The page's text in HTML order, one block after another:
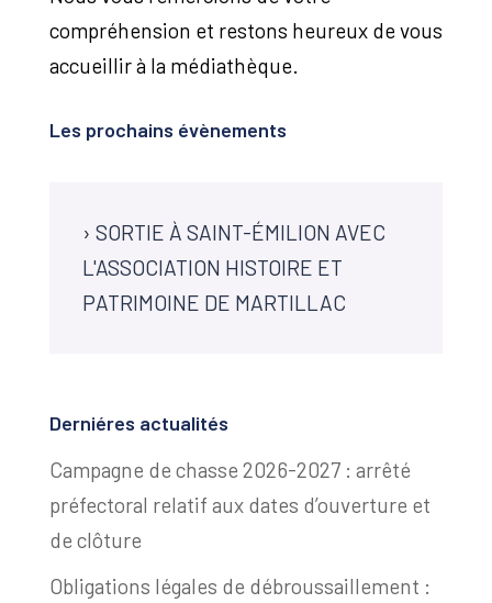
compréhension et restons heureux de vous
accueillir à la médiathèque.
Les prochains évènements
› SORTIE À SAINT-ÉMILION AVEC
L'ASSOCIATION HISTOIRE ET
PATRIMOINE DE MARTILLAC
Derniéres actualités
Campagne de chasse 2026-2027 : arrêté
préfectoral relatif aux dates d’ouverture et
de clôture
Obligations légales de débroussaillement :